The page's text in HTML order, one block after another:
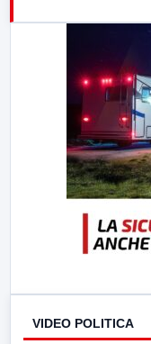
VIDEO POLITICA